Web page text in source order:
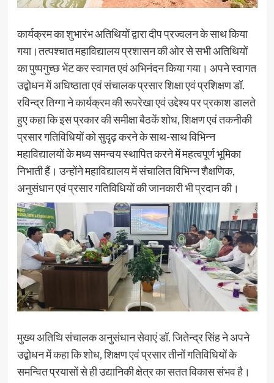
कार्यक्रम का शुभारंभ अतिथियों द्वारा दीप प्रज्वलन के साथ किया
गया।तत्पश्चात महाविद्यालय प्रशासन की ओर से सभी अतिथियों
का पुष्पगुच्छ भेंट कर स्वागत एवं अभिनंदन किया गया। अपने स्वागत
उद्बोधन में अधिष्ठाता एवं संचालक प्रसार शिक्षा एवं प्रशिक्षण डॉ.
रविन्द्र तिग्गा ने कार्यक्रम की रूपरेखा एवं उद्देश्य पर प्रकाश डालते
हुए कहा कि इस प्रकार की समीक्षा बैठकें शोध, शिक्षण एवं तकनीकी
प्रसार गतिविधियों को सुदृढ़ करने के साथ-साथ विभिन्न
महाविद्यालयों के मध्य समन्वय स्थापित करने में महत्वपूर्ण भूमिका
निभाती हैं। उन्होंने महाविद्यालय में संचालित विभिन्न शैक्षणिक,
अनुसंधान एवं प्रसार गतिविधियों की जानकारी भी प्रदान की।
मुख्य अतिथि संचालक अनुसंधान सेवाएं डॉ. जितेन्द्र सिंह ने अपने
उद्बोधन में कहा कि शोध, शिक्षण एवं प्रसार तीनों गतिविधियों के
समन्वित प्रयासों से ही उद्यानिकी क्षेत्र का सतत विकास संभव है।